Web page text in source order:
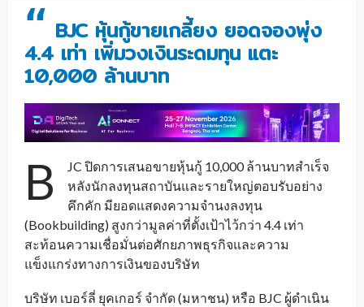
“ BJC หุ้นกู้ขายเกลี้ยง ยอดจองพุ่ง
4.4 เท่า เพิ่มวงเงินระดมทุน แตะ
10,000 ล้านบาท
B
JC ปิดการเสนอขายหุ้นกู้ 10,000 ล้านบาทสำเร็จ
หลังนักลงทุนสถาบันและรายใหญ่ตอบรับอย่าง
คึกคัก มียอดแสดงความจำนงลงทุน
(Bookbuilding) สูงกว่ามูลค่าที่ตั้งเป้าไว้กว่า 4.4 เท่า
สะท้อนความเชื่อมั่นต่อศักยภาพธุรกิจและความ
แข็งแกร่งทางการเงินของบริษัท
บริษัท เบอร์ลี่ ยุคเกอร์ จำกัด (มหาชน) หรือ BJC ผู้ดำเนิน